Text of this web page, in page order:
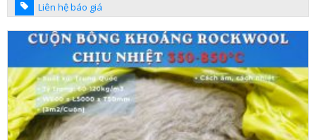
Liên hệ báo giá